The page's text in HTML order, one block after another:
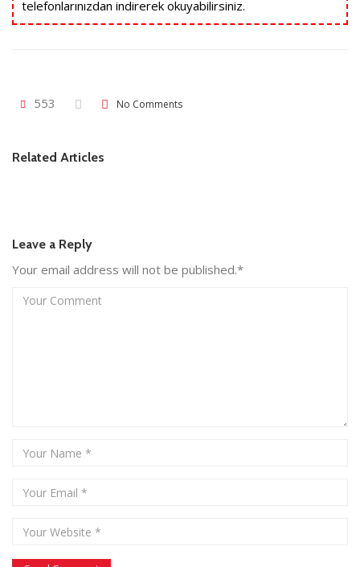
telefonlarınızdan indirerek okuyabilirsiniz.
553 No Comments
Related Articles
Leave a Reply
Your email address will not be published.*